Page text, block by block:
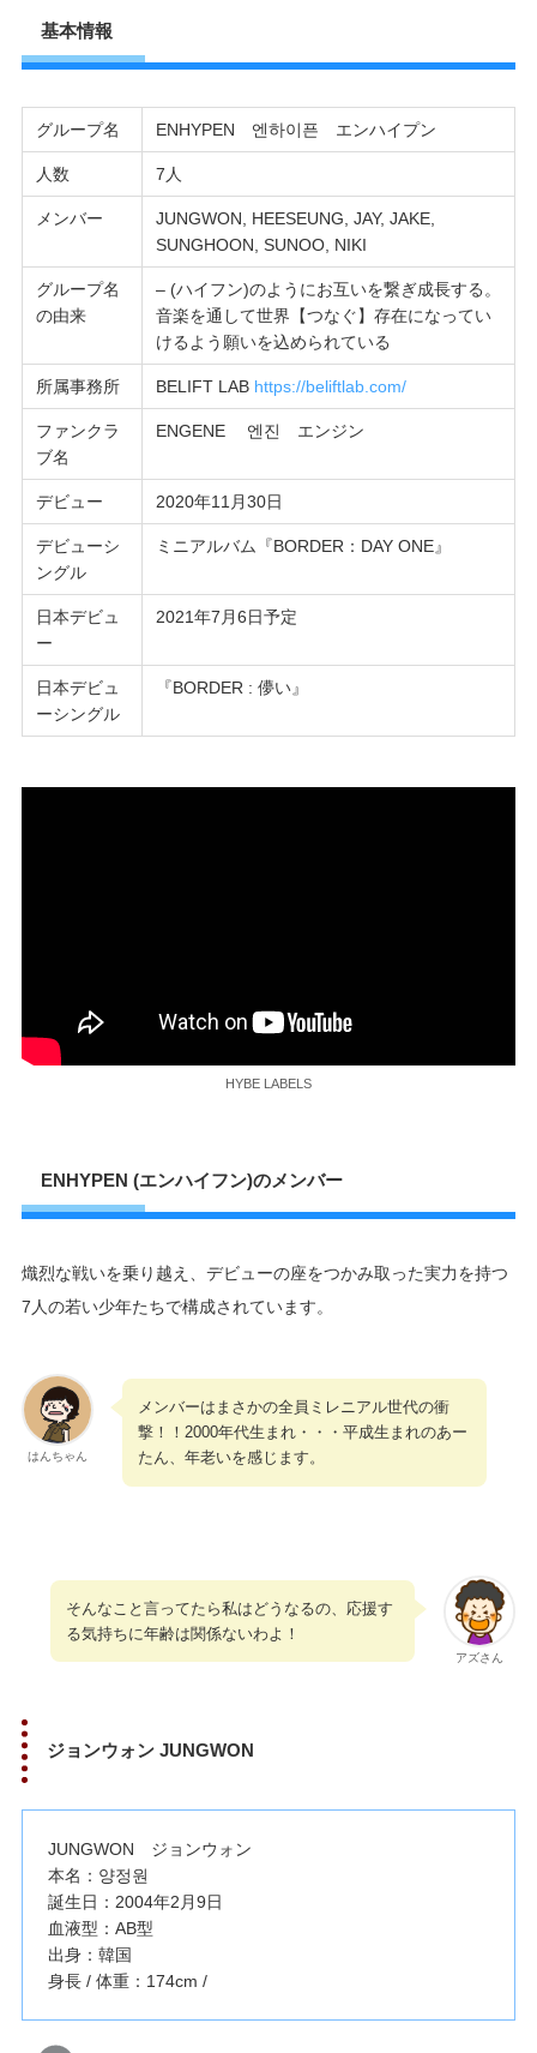
基本情報
グループ名 ENHYPEN 엔하이픈 エンハイプン
人数 7人
メンバー
JUNGWON, HEESEUNG, JAY, JAKE,
SUNGHOON, SUNOO, NIKI
グループ名
の由来
– (ハイフン)のようにお互いを繋ぎ成長する。
音楽を通して世界【つなぐ】存在になってい
けるよう願いを込められている
所属事務所 BELIFT LAB https://beliftlab.com/
ファンクラ
ブ名
ENGENE 엔진 エンジン
デビュー 2020年11月30日
デビューシ
ングル
ミニアルバム『BORDER：DAY ONE』
日本デビュ
ー
2021年7月6日予定
日本デビュ
ーシングル
『BORDER : 儚い』
HYBE LABELS
ENHYPEN (エンハイフン)のメンバー
熾烈な戦いを乗り越え、デビューの座をつかみ取った実力を持つ
7人の若い少年たちで構成されています。
はんちゃん
メンバーはまさかの全員ミレニアル世代の衝
撃！！2000年代生まれ・・・平成生まれのあー
たん、年老いを感じます。
アズさん
そんなこと言ってたら私はどうなるの、応援す
る気持ちに年齢は関係ないわよ！
ジョンウォン JUNGWON
JUNGWON ジョンウォン
本名：양정원
誕生日：2004年2月9日
血液型：AB型
出身：韓国
身長 / 体重：174cm /